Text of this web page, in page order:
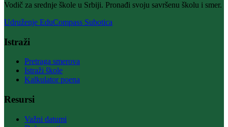
Vodič za srednje škole u Srbiji. Pronađi svoju savršenu školu i smer.
Udruženje EduCompass Subotica
Istraži
Pretraga smerova
Istraži škole
Kalkulator poena
Resursi
Važni datumi